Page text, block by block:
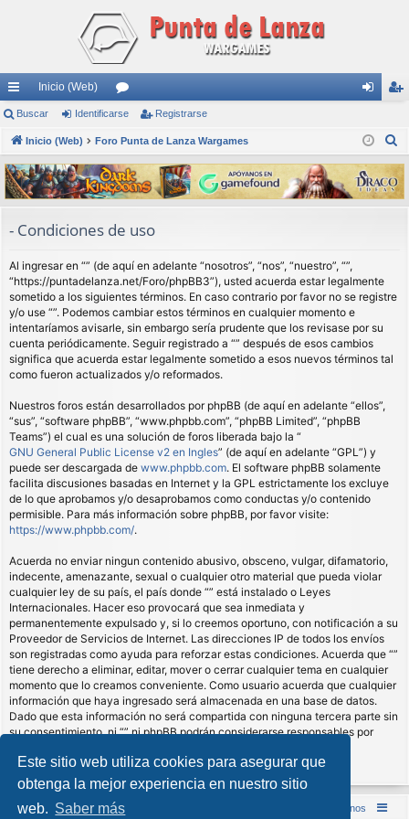
Este sitio web utiliza cookies para asegurar que
obtenga la mejor experiencia en nuestro sitio
web. Saber más
nl
ac
es
rá
s
Inicio (Web)
or
os nti
fic
ar
ist
ra
rs
Buscar Identificarse Registrarse
Inicio (Web) Foro Punta de Lanza Wargames
s
c
- Condiciones de uso
Al ingresar en “” (de aquí en adelante “nosotros”, “nos”, “nuestro”, “”,
“https://puntadelanza.net/Foro/phpBB3”), usted acuerda estar legalmente
sometido a los siguientes términos. En caso contrario por favor no se registre
y/o use “”. Podemos cambiar estos términos en cualquier momento e
intentaríamos avisarle, sin embargo sería prudente que los revisase por su
cuenta periódicamente. Seguir registrado a “” después de esos cambios
significa que acuerda estar legalmente sometido a esos nuevos términos tal
como fueron actualizados y/o reformados.
Nuestros foros están desarrollados por phpBB (de aquí en adelante “ellos”,
“sus”, “software phpBB”, “www.phpbb.com”, “phpBB Limited”, “phpBB
Teams”) el cual es una solución de foros liberada bajo la “
GNU General Public License v2 en Ingles” (de aquí en adelante “GPL”) y
puede ser descargada de www.phpbb.com. El software phpBB solamente
facilita discusiones basadas en Internet y la GPL estrictamente los excluye
de lo que aprobamos y/o desaprobamos como conductas y/o contenido
permisible. Para más información sobre phpBB, por favor visite:
https://www.phpbb.com/.
Acuerda no enviar ningun contenido abusivo, obsceno, vulgar, difamatorio,
indecente, amenazante, sexual o cualquier otro material que pueda violar
cualquier ley de su país, el país donde “” está instalado o Leyes
Internacionales. Hacer eso provocará que sea inmediata y
permanentemente expulsado y, si lo creemos oportuno, con notificación a su
Proveedor de Servicios de Internet. Las direcciones IP de todos los envíos
son registradas como ayuda para reforzar estas condiciones. Acuerda que “”
tiene derecho a eliminar, editar, mover o cerrar cualquier tema en cualquier
momento que lo creamos conveniente. Como usuario acuerda que cualquier
información que haya ingresado será almacenada en una base de datos.
Dado que esta información no será compartida con ninguna tercera parte sin
su consentimiento, ni “” ni phpBB podrán considerarse responsables por
comprometidos.
Inicio (Web) Foro Punta de Lanza Wargames Contáctenos